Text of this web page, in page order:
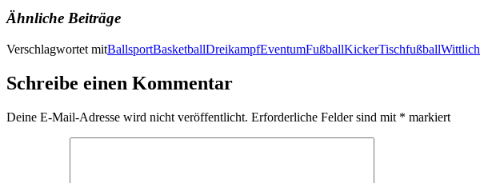
Ähnliche Beiträge
Verschlagwortet mitBallsportBasketballDreikampfEventumFußballKickerTischfußballWittlich
Schreibe einen Kommentar
Deine E-Mail-Adresse wird nicht veröffentlicht. Erforderliche Felder sind mit * markiert